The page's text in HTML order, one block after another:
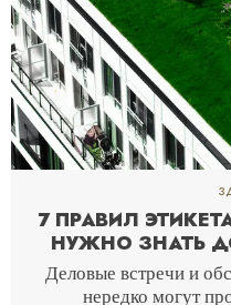
7 ПРАВИЛ
НУЖНО ЗНАТЬ
Деловые встречи и
нередко могут